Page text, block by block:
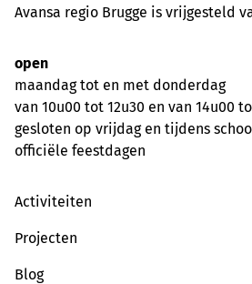
Avansa regio Brugge is vrijgesteld
open
maandag tot en met donderdag
van 10u00 tot 12u30 en van 14u00
gesloten op vrijdag en tijdens
officiële feestdagen
Activiteiten
Projecten
Blog